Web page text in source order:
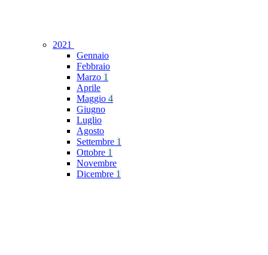
2021
Gennaio
Febbraio
Marzo 1
Aprile
Maggio 4
Giugno
Luglio
Agosto
Settembre 1
Ottobre 1
Novembre
Dicembre 1